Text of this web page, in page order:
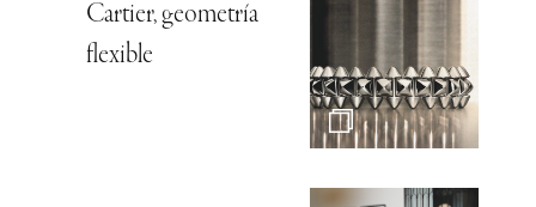
Cartier, geometría
flexible